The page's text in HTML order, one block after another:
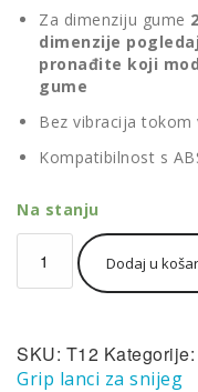
Za dimenziju gume
dimenzije
pronađite koji
gume
Bez vibracija tokom
Kompatibilnost s
Na stanju
Lanac
snijeg
grip
T12
Dodaj u
SKU: T12 Kategorije:
Grip lanci za snijeg